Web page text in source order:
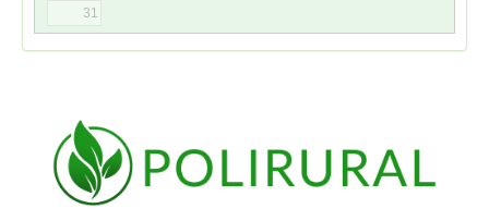
31